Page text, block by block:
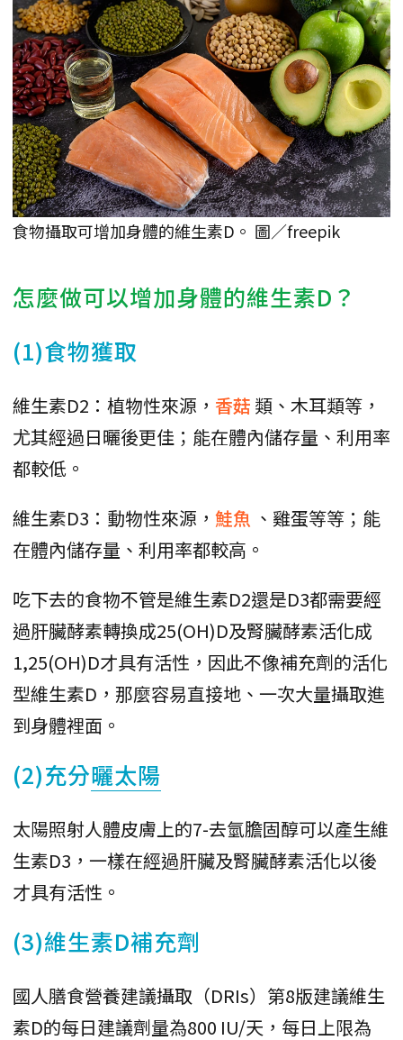
食物攝取可增加身體的維生素D。 圖／freepik
怎麼做可以增加身體的維生素D？
(1)食物獲取
維生素D2：植物性來源， 香菇 類、木耳類等，
尤其經過日曬後更佳；能在體內儲存量、利用率
都較低。
維生素D3：動物性來源， 鮭魚 、雞蛋等等；能
在體內儲存量、利用率都較高。
吃下去的食物不管是維生素D2還是D3都需要經
過肝臟酵素轉換成25(OH)D及腎臟酵素活化成
1,25(OH)D才具有活性，因此不像補充劑的活化
型維生素D，那麼容易直接地、一次大量攝取進
到身體裡面。
(2)充分曬太陽
太陽照射人體皮膚上的7-去氫膽固醇可以產生維
生素D3，一樣在經過肝臟及腎臟酵素活化以後
才具有活性。
(3)維生素D補充劑
國人膳食營養建議攝取（DRIs）第8版建議維生
素D的每日建議劑量為800 IU/天，每日上限為